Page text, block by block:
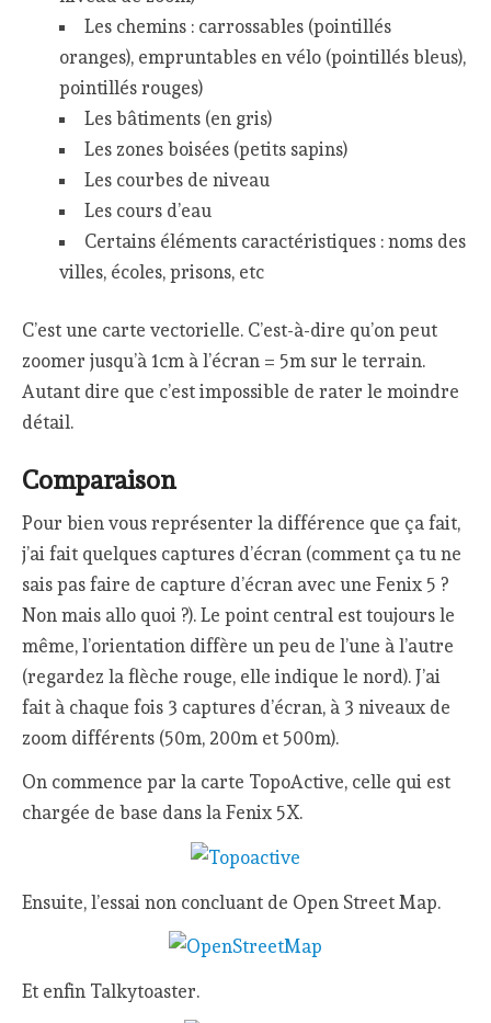
Les chemins : carrossables (pointillés
oranges), empruntables en vélo (pointillés bleus),
pointillés rouges)
Les bâtiments (en gris)
Les zones boisées (petits sapins)
Les courbes de niveau
Les cours d’eau
Certains éléments caractéristiques : noms des
villes, écoles, prisons, etc
C’est une carte vectorielle. C’est-à-dire qu’on peut
zoomer jusqu’à 1cm à l’écran = 5m sur le terrain.
Autant dire que c’est impossible de rater le moindre
détail.
Comparaison
Pour bien vous représenter la différence que ça fait,
j’ai fait quelques captures d’écran (comment ça tu ne
sais pas faire de capture d’écran avec une Fenix 5 ?
Non mais allo quoi ?). Le point central est toujours le
même, l’orientation diffère un peu de l’une à l’autre
(regardez la flèche rouge, elle indique le nord). J’ai
fait à chaque fois 3 captures d’écran, à 3 niveaux de
zoom différents (50m, 200m et 500m).
On commence par la carte TopoActive, celle qui est
chargée de base dans la Fenix 5X.
Ensuite, l’essai non concluant de Open Street Map.
Et enfin Talkytoaster.